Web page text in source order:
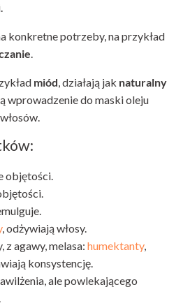
konkretne potrzeby, na przykład
.
miód, działają jak naturalny
wprowadzenie do maski oleju
objętości.
, odżywiają włosy.
z agawy, melasa: humektanty,
konsystencję.
ale powlekającego